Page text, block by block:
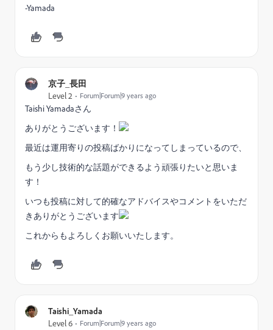
-Yamada
京子_長田
Level 2 Forum|Forum|9 years ago
Taishi Yamadaさん
ありがとうございます！
最近は運用寄りの投稿ばかりになってしまっているので、
もう少し技術的な話題ができるよう頑張りたいと思いま
す！
いつも投稿に対して的確なアドバイスやコメントをいただ
きありがとうございます
これからもよろしくお願いいたします。
Taishi_Yamada
Level 6 Forum|Forum|9 years ago